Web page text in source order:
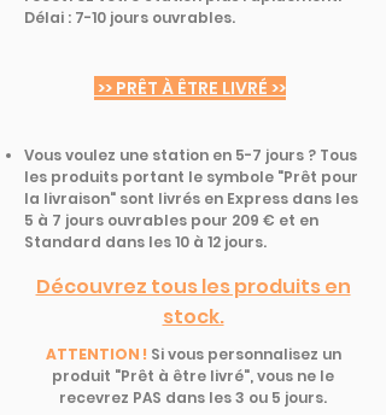
Délai : 7-10 jours ouvrables.
>> PRÊT À ÊTRE LIVRÉ >>
Vous voulez une station en 5-7 jours ? Tous
les produits portant le symbole "Prêt pour
la livraison" sont livrés en Express dans les
5 à 7 jours ouvrables pour 209 € et en
Standard dans les 10 à 12 jours.
Découvrez tous les produits en
stock.
ATTENTION ! Si vous personnalisez un
produit "Prêt à être livré", vous ne le
recevrez PAS dans les 3 ou 5 jours.